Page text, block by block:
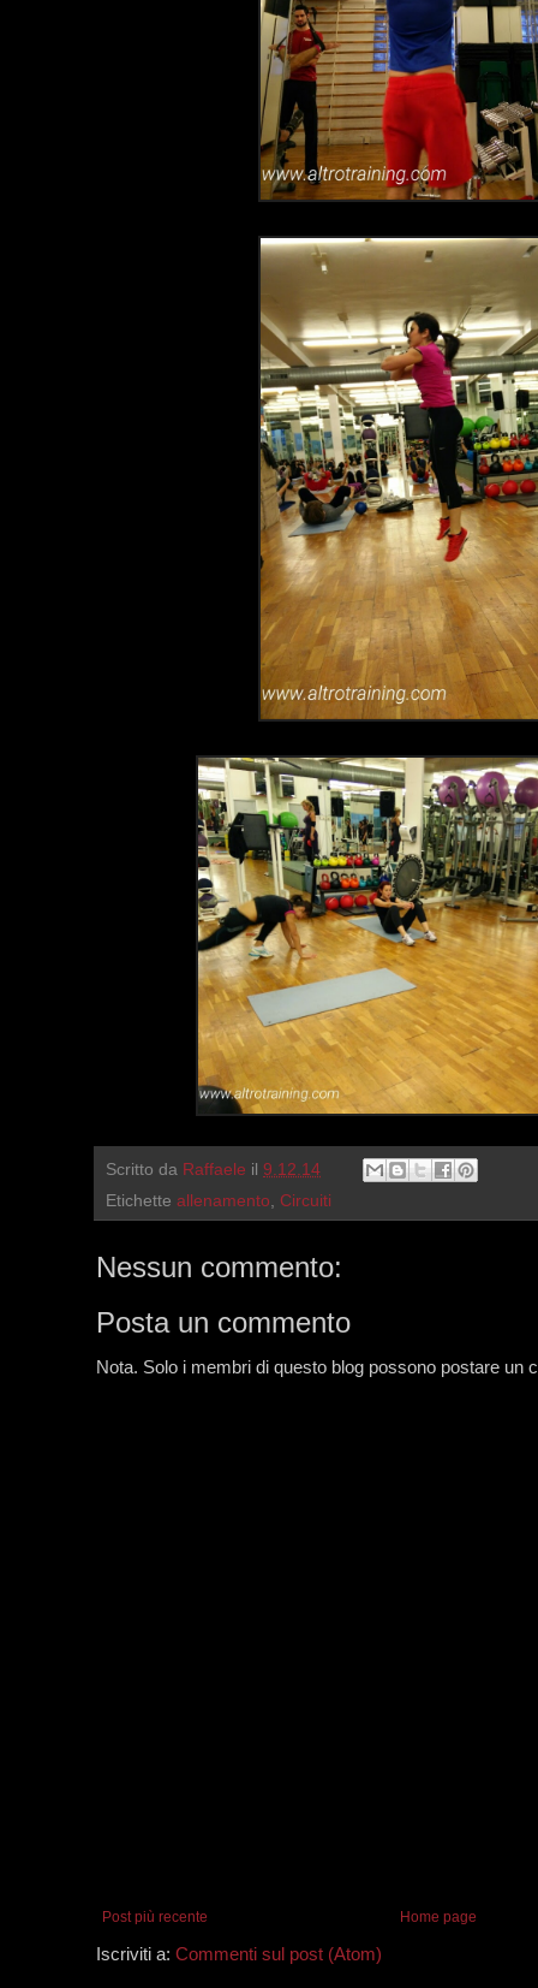
Scritto da Raffaele il 9.12.14
Etichette allenamento, Circuiti
Nessun commento:
Posta un commento
Nota. Solo i membri di questo blog possono postare un
Post più recente Home page
Iscriviti a: Commenti sul post (Atom)